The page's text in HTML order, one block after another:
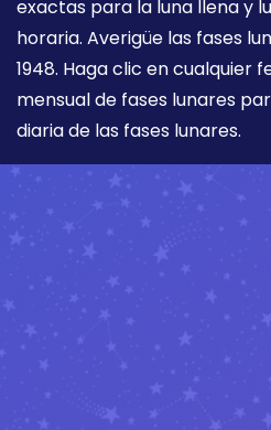
exactas para la luna llena y
horaria. Averigüe las fases
1948. Haga clic en cualquier
mensual de fases lunares
diaria de las fases lunares.